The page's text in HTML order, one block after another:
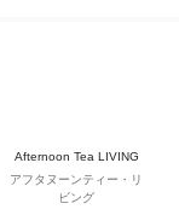
Afternoon Tea LIVING
アフタヌーンティー・リ
ビング